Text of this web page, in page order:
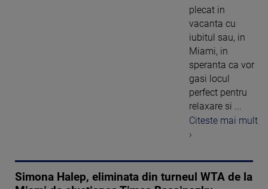
plecat in
vacanta cu
iubitul sau, in
Miami, in
speranta ca vor
gasi locul
perfect pentru
relaxare si ...
Citeste mai mult
›
Simona Halep, eliminata din turneul WTA de la